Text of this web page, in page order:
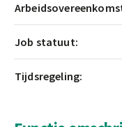
Job statuut:
Tijdsregeling: